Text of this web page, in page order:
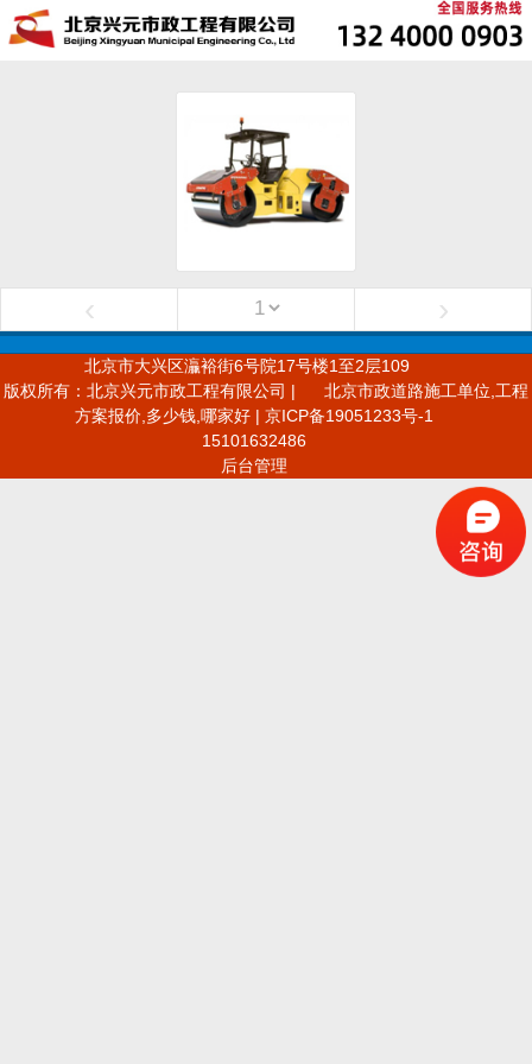
‹ ›
北京市大兴区灜裕街6号院17号楼1至2层109
版权所有：北京兴元市政工程有限公司 |
北京市政道路施工单位,工程
方案报价,多少钱,哪家好 | 京ICP备19051233号-1
15101632486
后台管理